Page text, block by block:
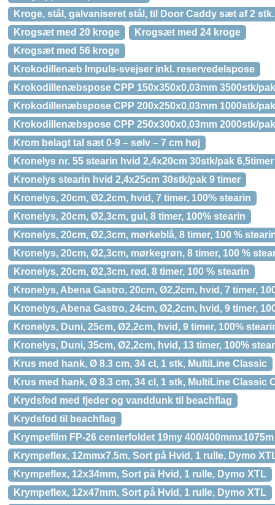
Kroge, stål, galvaniseret stål, til Door Caddy sæt af 2 stk.
Krogsæt med 20 kroge
Krogsæt med 24 kroge
Krogsæt med 56 kroge
Krokodillenæb Impuls-svejser inkl. reservedelspose
Krokodillenæbspose CPP 150x350x0,03mm 3500stk/pak
Krokodillenæbspose CPP 200x250x0,03mm 1000stk/pak
Krokodillenæbspose CPP 250x300x0,03mm 2000stk/pak
Krom belagt tal sæt 0-9 – sølv – 7 cm høj
Kronelys nr. 55 stearin hvid 2,4x20cm 30stk/pak 6,5timer
Kronelys stearin hvid 2,4x25cm 30stk/pak 9 timer
Kronelys, 20cm, Ø2,2cm, hvid, 7 timer, 100% stearin
Kronelys, 20cm, Ø2,3cm, gul, 8 timer, 100% stearin
Kronelys, 20cm, Ø2,3cm, mørkeblå, 8 timer, 100 %
Kronelys, 20cm, Ø2,3cm, mørkegrøn, 8 timer, 100 %
Kronelys, 20cm, Ø2,3cm, rød, 8 timer, 100 % stearin
Kronelys, Abena Gastro, 20cm, Ø2,2cm, hvid, 7 timer,
Kronelys, Abena Gastro, 24cm, Ø2,2cm, hvid, 9 timer,
Kronelys, Duni, 25cm, Ø2,2cm, hvid, 9 timer, 100%
Kronelys, Duni, 35cm, Ø2,2cm, hvid, 13 timer, 100%
Krus med hank, Ø 8.3 cm, 34 cl, 1 stk, MultiLine Classic
Krus med hank, Ø 8.3 cm, 34 cl, 1 stk, MultiLine Classic
Krydsfod med fjeder og vanddunk til beachflag
Krydsfod til beachflag
Krympefilm FP-26 centerfoldet 19my 400/400mmx1075m
Krympeflex, 12mmx7.5m, Sort på Hvid, 1 rulle, Dymo
Krympeflex, 12x34mm, Sort på Hvid, 1 rulle, Dymo XTL
Krympeflex, 12x47mm, Sort på Hvid, 1 rulle, Dymo XTL